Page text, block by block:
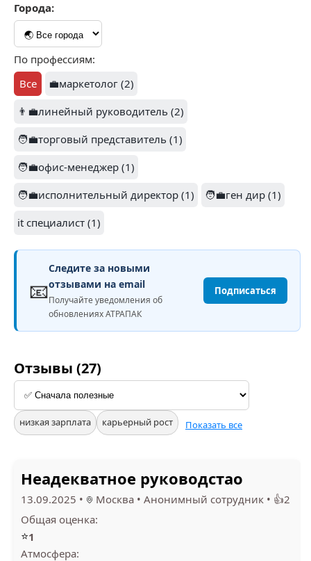
Города:
По профессиям:
Все
💼маркетолог (2)
👨‍💼линейный руководитель (2)
🧑‍💼торговый представитель (1)
🧑‍💼офис-менеджер (1)
🧑‍💼исполнительный директор (1)
🧑‍💼ген дир (1)
it специалист (1)
📧
Следите за новыми
отзывами на email
Получайте уведомления об
обновлениях АТРАПАК
Подписаться
Отзывы (27)
низкая зарплата карьерный рост Показать все
Неадекватное руководстао
13.09.2025 • Москва • Анонимный сотрудник • 👍2
Общая оценка:
⭐1
Атмосфера: